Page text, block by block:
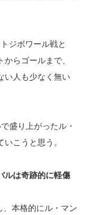
ジボワール戦と
らゴールまで、
い人も少なく無い
盛り上がったル・
こうと思う。
ルは奇跡的に軽傷
本格的にル・マン